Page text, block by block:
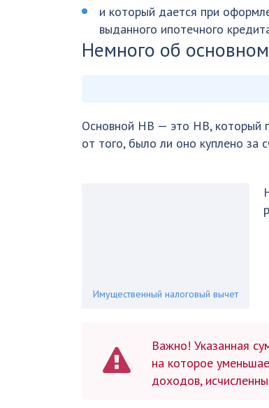
и который дается при
выданного ипотечного
Немного об
Основной НВ — это НВ, который
от того, было ли оно куплено за
Имущественный налоговый вычет
Важно! Указанная
на которое
доходов,